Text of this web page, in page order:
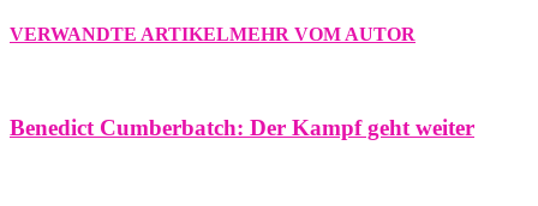
VERWANDTE ARTIKELMEHR VOM AUTOR
Benedict Cumberbatch: Der Kampf geht weiter